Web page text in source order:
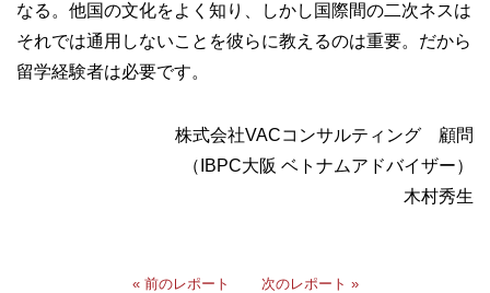
なる。他国の文化をよく知り、しかし国際間の二次ネスは
それでは通用しないことを彼らに教えるのは重要。だから
留学経験者は必要です。
株式会社VACコンサルティング 顧問
（IBPC大阪 ベトナムアドバイザー）
木村秀生
« 前のレポート 次のレポート »